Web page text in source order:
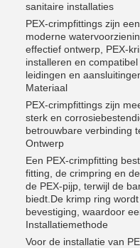
sanitaire installaties
PEX-crimpfittings zijn
moderne
effectief ontwerp, PEX-
installeren en
leidingen en
Materiaal
PEX-crimpfittings zijn
sterk en
betrouwbare verbinding
Ontwerp
Een PEX-crimpfitting
fitting, de crimpring en
de PEX-pijp, terwijl de
biedt.De krimp ring
bevestiging, waardoor
Installatiemethode
Voor de installatie van